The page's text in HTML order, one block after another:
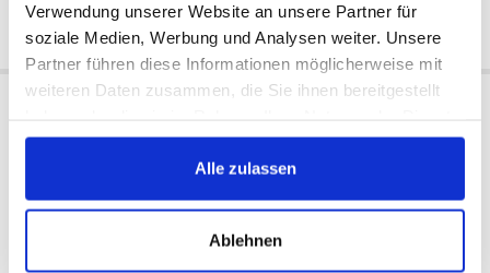
Verwendung unserer Website an unsere Partner für
soziale Medien, Werbung und Analysen weiter. Unsere
Partner führen diese Informationen möglicherweise mit
weiteren Daten zusammen, die Sie ihnen bereitgestellt
gesammelt haben.
Alle zulassen
Ablehnen
Kjøp nå Kjøp nå
Tilgjengelig:Ekstern